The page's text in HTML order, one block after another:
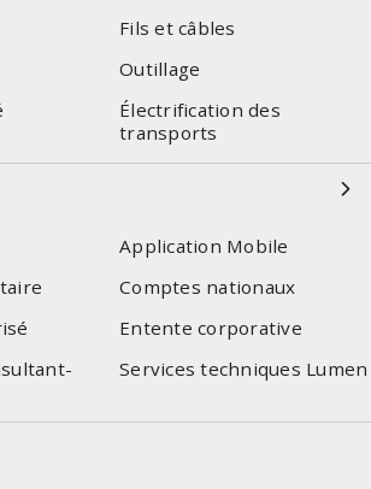
Fils et câbles
Outillage
Électrification des
transports
Application Mobile
Comptes nationaux
Entente corporative
Services techniques Lumen